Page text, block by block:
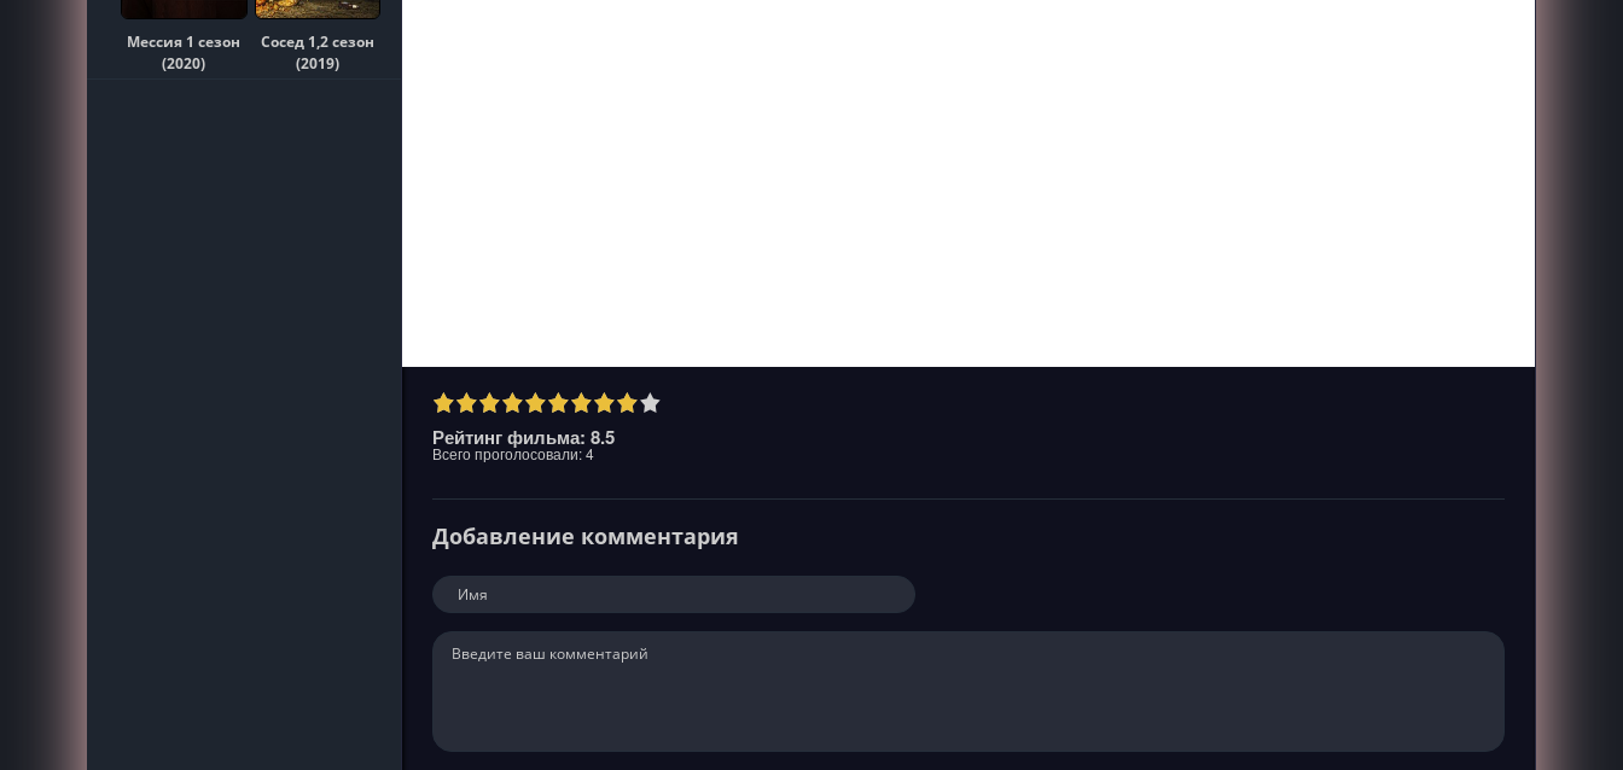
Мессия 1 сезон
(2020)
Сосед 1,2 сезон
(2019)
Рейтинг фильма: 8.5
Всего проголосовали:4
Добавление комментария